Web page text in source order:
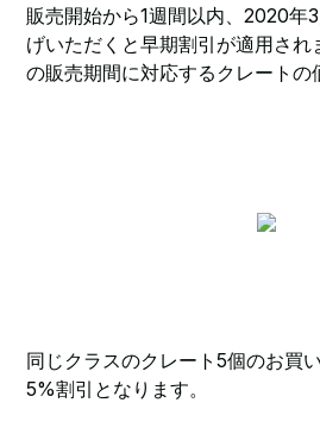
販売開始から1週間以内、2020年
げいただくと早期割引が適用さ
の販売期間に対応するクレートの
同じクラスのクレート5個のお買
5%割引となります。